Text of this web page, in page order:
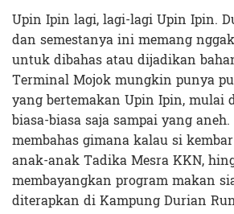
Upin Ipin lagi, lagi-lagi Upin Ipin.
dan semestanya ini memang
untuk dibahas atau dijadikan
Terminal Mojok mungkin punya
yang bertemakan Upin Ipin, mulai
biasa-biasa saja sampai yang
membahas gimana kalau si
anak-anak Tadika Mesra KKN,
membayangkan program makan
diterapkan di Kampung Durian